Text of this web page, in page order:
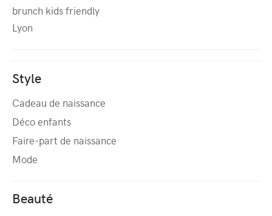
brunch kids friendly
Lyon
Style
Cadeau de naissance
Déco enfants
Faire-part de naissance
Mode
Beauté